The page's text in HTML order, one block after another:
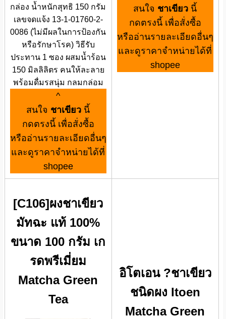
กล่อง น้ำหนักสุทธิ 150 กรัม
เลขจดแจ้ง 13-1-01760-2-
0086 (ไม่มีผลในการป้องกัน
หรือรักษาโรค) วิธีรับ
ประทาน 1 ซอง ผสมน้ำร้อน
150 มิลลิลิตร คนให้ละลาย
พร้อมดื่มรสนุ่ม กลมกล่อม
^
สนใจ ชาเขียว นี้
กดตรงนี้ เพื่อสั่งซื้อ
หรืออ่านรายละเอียดอื่นๆ
และดูราคาจำหน่ายได้ที่
shopee
สนใจ ชาเขียว นี้
กดตรงนี้ เพื่อสั่งซื้อ
หรืออ่านรายละเอียดอื่นๆ
และดูราคาจำหน่ายได้ที่
shopee
[C106]ผงชาเขียว
มัทฉะ แท้ 100%
ขนาด 100 กรัม เก
รดพรีเมี่ยม
Matcha Green
Tea
อิโตเอน ?ชาเขียว
ชนิดผง Itoen
Matcha Green